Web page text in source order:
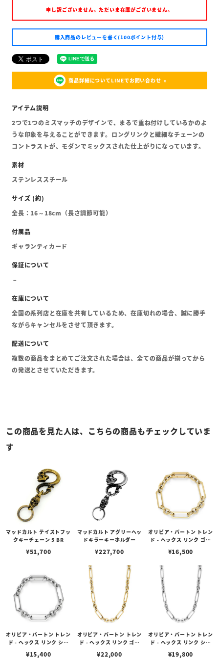
申し訳ございません。ただいま在庫がございません。
購入商品のレビューを書く(100ポイント付与)
商品詳細についてLINEでお問い合わせ
2つで1つのミスマッチのデザインで、まるで重ね付けしているかのよ
うな印象を与えることができます。ロングリンクと繊細なチェーンの
コントラストが、モダンでミックスされた仕上がりになっています。
ステンレススチール
全長：16～18cm（長さ調節可能）
ギャランティカード
全国の系列店と在庫を共有しているため、在庫切れの場合、誠に勝手
ながらキャンセルをさせて頂きます。
複数の商品をまとめてご注文された場合は、全ての商品が揃ってから
の発送とさせていただきます。
この商品を見た人は、こちらの商品もチェックしていま
す
マッドカルト テイストフッ
クキーチェーン 5 BR
¥51,700
マッドカルト アグリーヘッ
ドキラーキーホルダー
¥227,700
オリビア・バートン トレン
ド - ヘックス リンク ゴー
¥16,500
オリビア・バートン トレン
ド - ヘックス リンク シル
¥15,400
オリビア・バートン トレン
ド - ヘックス リンク ゴー
¥22,000
オリビア・バートン トレン
ド - ヘックス リンク シル
¥19,800